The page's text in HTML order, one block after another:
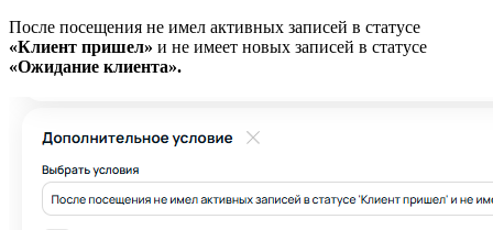
После посещения не имел активных записей в статусе
«Клиент пришел» и не имеет новых записей в статусе
«Ожидание клиента».